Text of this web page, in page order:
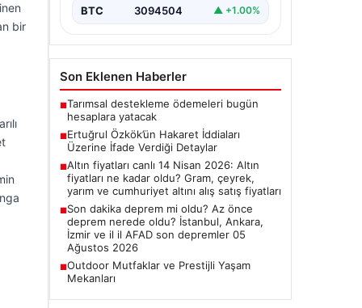
bir
BTC 3094504 ▲ +1.00%
Son Eklenen Haberler
■Tarımsal destekleme ödemeleri bugün
hesaplara yatacak
■Ertuğrul Özkök’ün Hakaret İddiaları
Üzerine İfade Verdiği Detaylar
■Altın fiyatları canlı 14 Nisan 2026: Altın
fiyatları ne kadar oldu? Gram, çeyrek,
yarım ve cumhuriyet altını alış satış fiyatları
■Son dakika deprem mi oldu? Az önce
deprem nerede oldu? İstanbul, Ankara,
İzmir ve il il AFAD son depremler 05
Ağustos 2026
■Outdoor Mutfaklar ve Prestijli Yaşam
Mekanları